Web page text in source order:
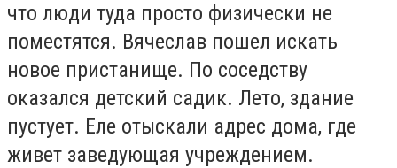
что люди туда просто физически не
поместятся. Вячеслав пошел искать
новое пристанище. По соседству
оказался детский садик. Лето, здание
пустует. Еле отыскали адрес дома, где
живет заведующая учреждением.